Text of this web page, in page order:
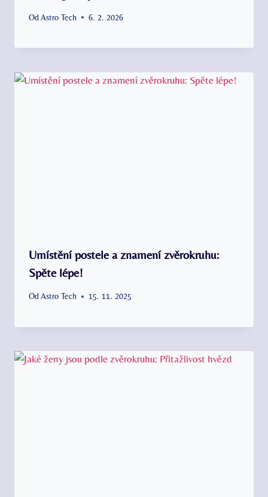
Od Astro Tech 6. 2. 2026
Umístění postele a znamení zvěrokruhu:
Spěte lépe!
Od Astro Tech 15. 11. 2025